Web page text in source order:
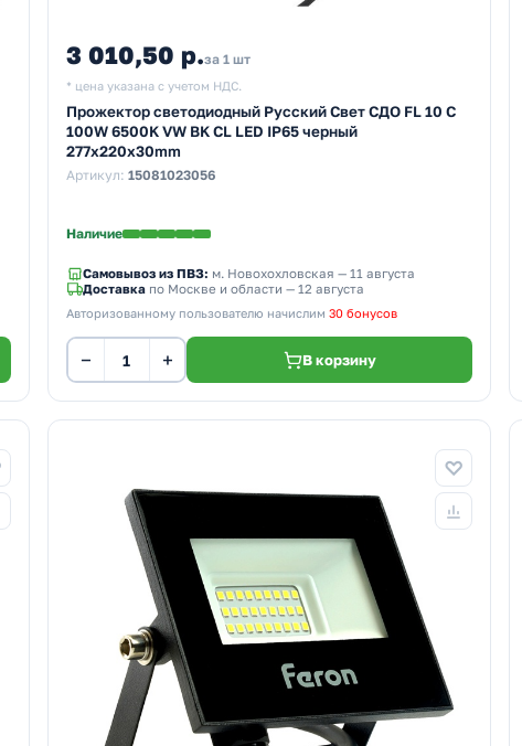
3 010,50 р.за 1 шт
* цена указана с учетом НДС.
Прожектор светодиодный Русский Свет СДО FL 10 C
100W 6500K VW BK CL LED IP65 черный
277x220x30mm
Артикул: 15081023056
Наличие
Самовывоз из ПВЗ: м. Новохохловская — 11 августа
Доставка по Москве и области — 12 августа
Авторизованному пользователю начислим 30 бонусов
− + В корзину